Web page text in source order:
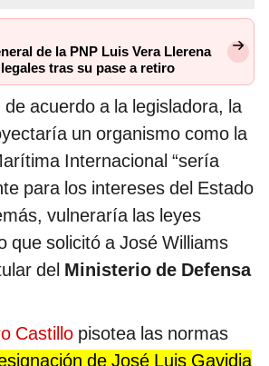
de la PNP Luis Vera Llerena
tras su pase a retiro
acuerdo a la legisladora, la
un organismo como la
Internacional “sería
para los intereses del Estado
vulneraría las leyes
que solicitó a José Williams
del Ministerio de Defensa
Castillo pisotea las normas
de José Luis Gavidia